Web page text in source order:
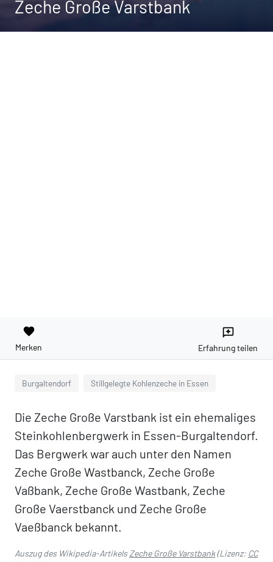
Zeche Große Varstbank
favorite
Merken
reviews
Erfahrung teilen
Burgaltendorf Stillgelegte Kohlenzeche in Essen
Die Zeche Große Varstbank ist ein ehemaliges
Steinkohlenbergwerk in Essen-Burgaltendorf.
Das Bergwerk war auch unter den Namen
Zeche Große Wastbanck, Zeche Große
Vaßbank, Zeche Große Wastbank, Zeche
Große Vaerstbanck und Zeche Große
Vaeßbanck bekannt.
Auszug des Wikipedia-ArtikelsZeche Große Varstbank(Lizenz: CC